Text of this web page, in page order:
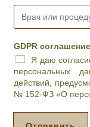
i
*
В
ч
и
п
о
GDPR
Я даю
персональных
действий,
№ 152-ФЗ «О